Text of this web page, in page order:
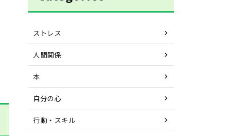
ストレス
人間関係
本
自分の心
行動・スキル